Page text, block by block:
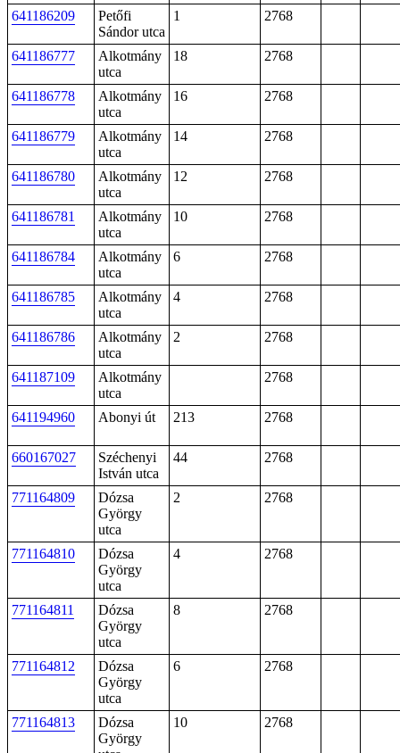
641186209
Petőfi
Sándor utca
1 2768
641186777
Alkotmány
utca
18 2768
641186778
Alkotmány
utca
16 2768
641186779
Alkotmány
utca
14 2768
641186780
Alkotmány
utca
12 2768
641186781
Alkotmány
utca
10 2768
641186784
Alkotmány
utca
6 2768
641186785
Alkotmány
utca
4 2768
641186786
Alkotmány
utca
2 2768
641187109
Alkotmány
utca
2768
641194960 Abonyi út 213 2768
660167027
Széchenyi
István utca
44 2768
771164809
Dózsa
György
utca
2 2768
771164810
Dózsa
György
utca
4 2768
771164811
Dózsa
György
utca
8 2768
771164812
Dózsa
György
utca
6 2768
771164813
Dózsa
György
10 2768